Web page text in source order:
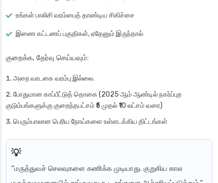
உங்கள் பாலிசி வரம்பைத் தாண்டிய சிகிச்சை
இணை கட்டணப் பகுதிகள், ஏதேனும் இருந்தால்
குறைக்க, தேர்வு செய்யவும்:
அறை வாடகை வரம்பு இல்லை.
போதுமான காப்பீட்டுத் தொகை (2025 ஆம் ஆண்டில் நகர்ப்புற
குடும்பங்களுக்கு குறைந்தபட்சம் ₹5 முதல் ₹10 லட்சம் வரை)
பெரும்பாலான பெரிய நோய்களை உள்ளடக்கிய திட்டங்கள்
“மருத்துவச் செலவுகளை கணிக்க முடியாது. குறுகிய கால